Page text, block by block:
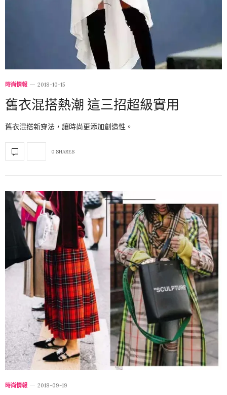
時尚情報 2018-10-15
舊衣混搭熱潮 這三招超級實用
舊衣混搭新穿法，讓時尚更添加創造性。
0 SHARES
時尚情報 2018-09-19